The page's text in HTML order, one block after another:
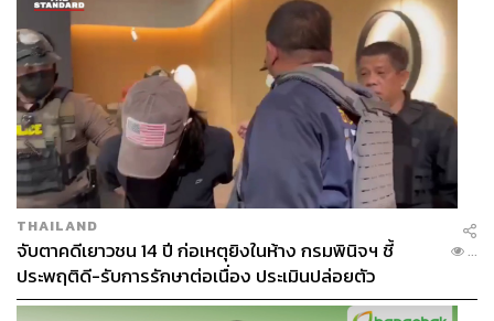
THAILAND
จับตาคดีเยาวชน 14 ปี ก่อเหตุยิงในห้าง กรมพินิจฯ ชี้
ประพฤติดี-รับการรักษาต่อเนื่อง ประเมินปล่อยตัว
...